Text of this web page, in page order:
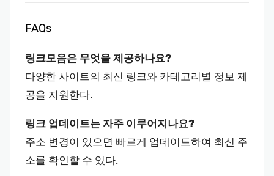
FAQs
링크모음은 무엇을 제공하나요?
다양한 사이트의 최신 링크와 카테고리별 정보 제
공을 지원한다.
링크 업데이트는 자주 이루어지나요?
주소 변경이 있으면 빠르게 업데이트하여 최신 주
소를 확인할 수 있다.